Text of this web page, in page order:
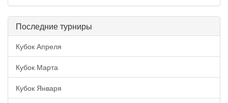
Последние турниры
Кубок Апреля
Кубок Марта
Кубок Января